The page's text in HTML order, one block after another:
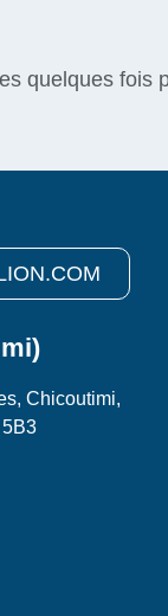
quelques fois
Chicoutimi,